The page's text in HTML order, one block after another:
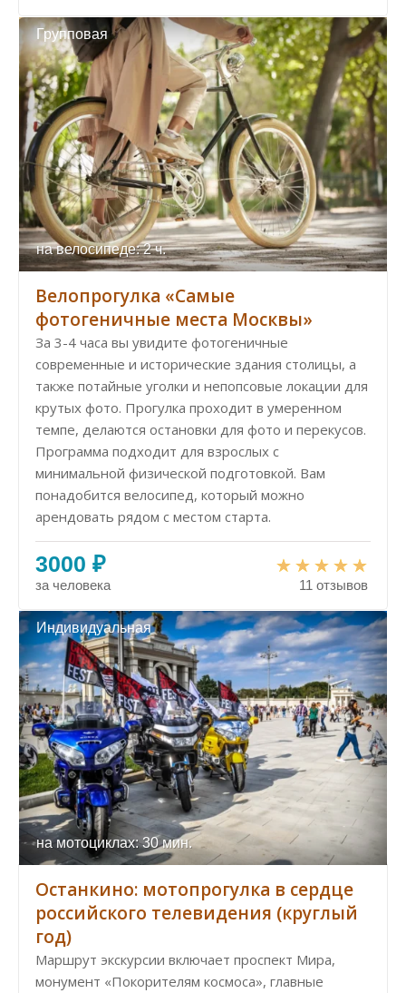
Групповая
на велосипеде: 2 ч.
Велопрогулка «Самые
фотогеничные места Москвы»
За 3-4 часа вы увидите фотогеничные
современные и исторические здания столицы, а
также потайные уголки и непопсовые локации для
крутых фото. Прогулка проходит в умеренном
темпе, делаются остановки для фото и перекусов.
Программа подходит для взрослых с
минимальной физической подготовкой. Вам
понадобится велосипед, который можно
арендовать рядом с местом старта.
3000 ₽
за человека 11 отзывов
Индивидуальная
на мотоциклах: 30 мин.
Останкино: мотопрогулка в сердце
российского телевидения (круглый
год)
Маршрут экскурсии включает проспект Мира,
монумент «Покорителям космоса», главные